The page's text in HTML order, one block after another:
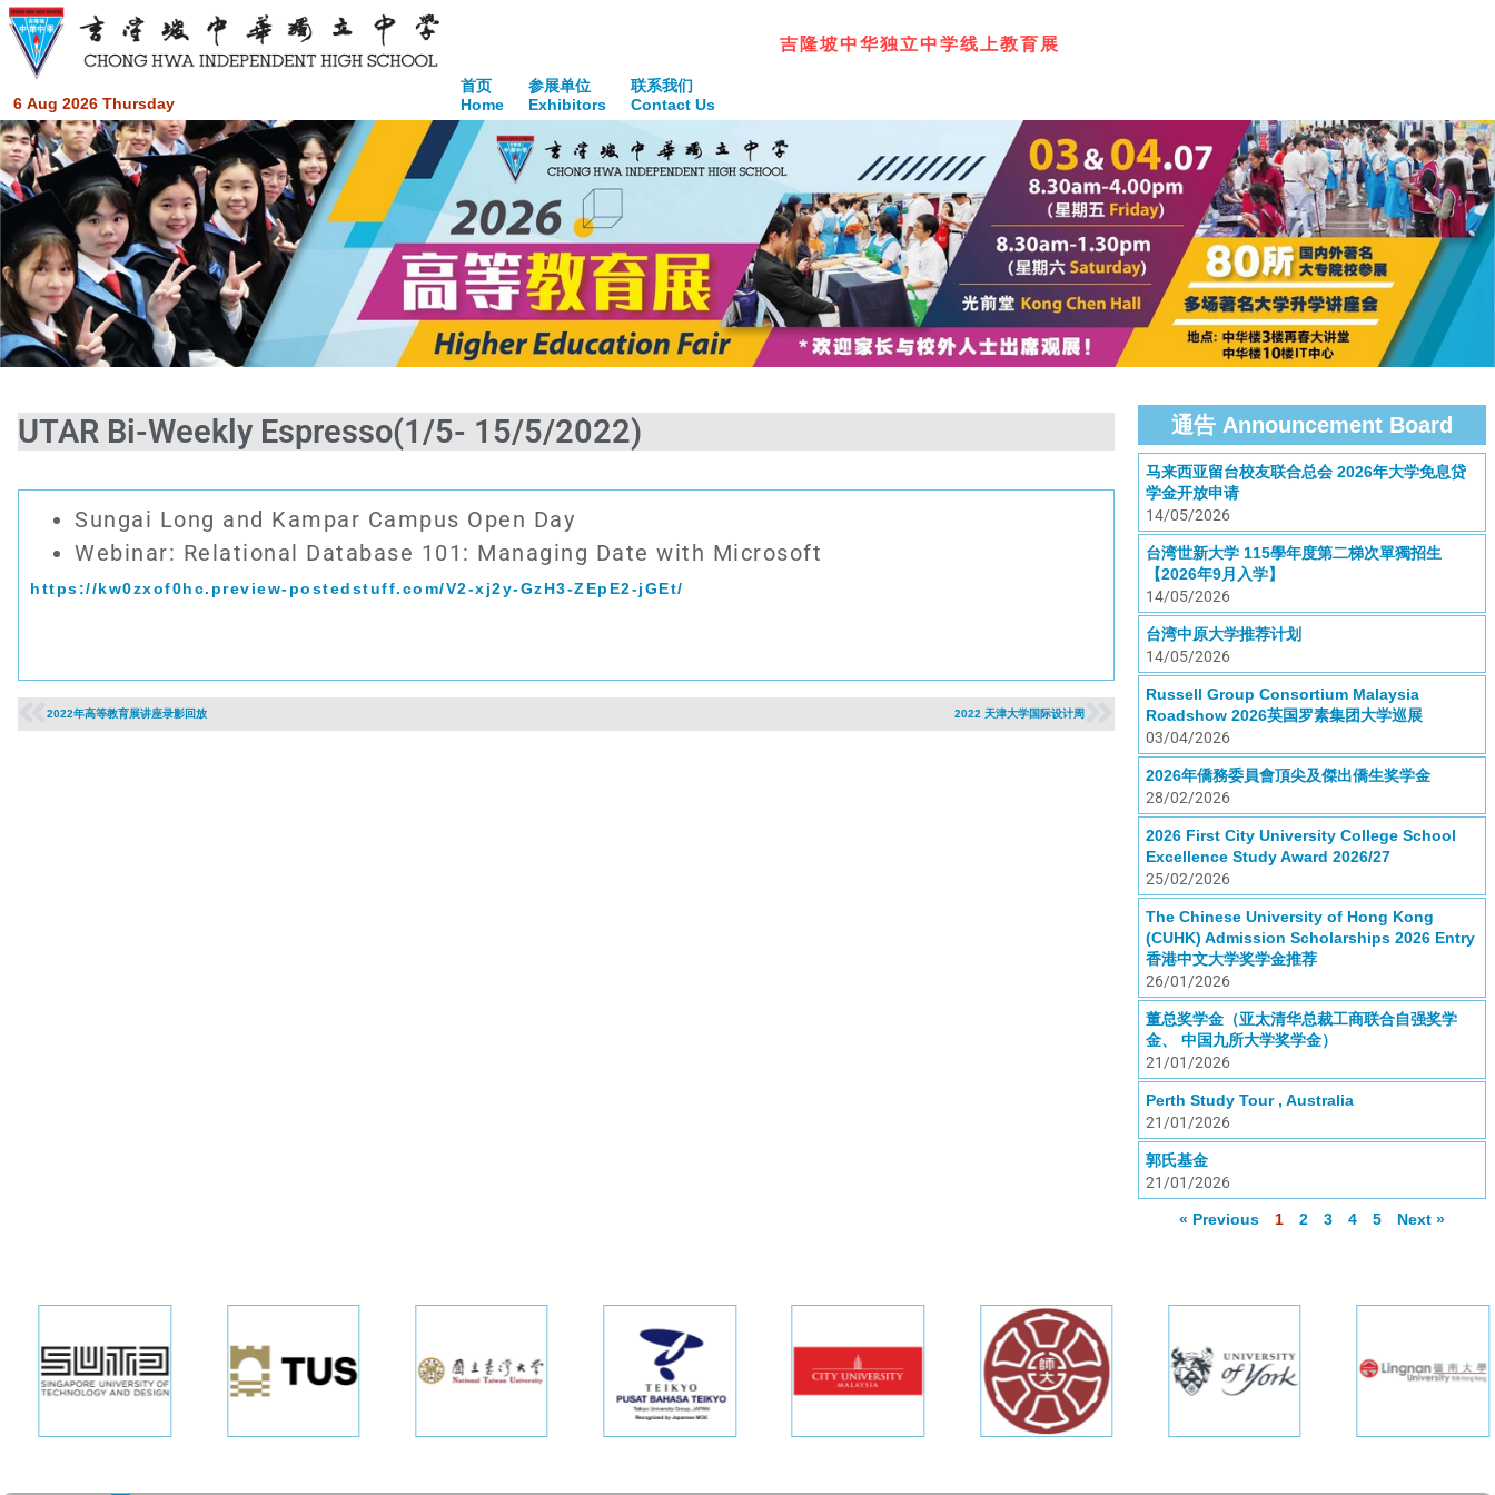
6 Aug 2026 Thursday
吉 隆坡中华独立中学线上教育展
首页
Home
参展单位
Exhibitors
联系我们
Contact Us
UTAR Bi-Weekly Espresso(1/5- 15/5/2022)
Sungai Long and Kampar Campus Open Day
Webinar: Relational Database 101: Managing Date with Microsoft
https://kw0zxof0hc.preview-postedstuff.com/V2-xj2y-GzH3-ZEpE2-jGEt/
2022年高等教育展讲座录影回放 2022 天津大学国际设计周
通告 Announcement Board
马来西亚留台校友联合总会 2026年大学免息贷
学金开放申请
14/05/2026
台湾世新大学 115學年度第二梯次單獨招生
【2026年9月入学】
14/05/2026
台湾中原大学推荐计划
14/05/2026
Russell Group Consortium Malaysia
Roadshow 2026英国罗素集团大学巡展
03/04/2026
2026年僑務委員會頂尖及傑出僑生奖学金
28/02/2026
2026 First City University College School
Excellence Study Award 2026/27
25/02/2026
The Chinese University of Hong Kong
(CUHK) Admission Scholarships 2026 Entry
香港中文大学奖学金推荐
26/01/2026
董总奖学金（亚太清华总裁工商联合自强奖学
金、 中国九所大学奖学金）
21/01/2026
Perth Study Tour , Australia
21/01/2026
郭氏基金
21/01/2026
« Previous 1 2 3 4 5 Next »